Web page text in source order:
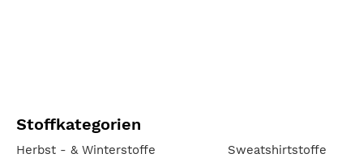
Stoffkategorien
Herbst - & Winterstoffe
Sweatshirtstoffe